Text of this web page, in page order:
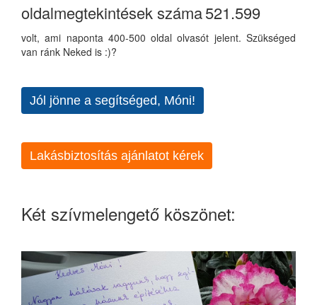
oldalmegtekintések száma521.599
volt, ami naponta 400-500 oldal olvasót jelent. Szükséged
van ránk Neked is :)?
Jól jönne a segítséged, Móni!
Lakásbiztosítás ajánlatot kérek
Két szívmelengető köszönet: